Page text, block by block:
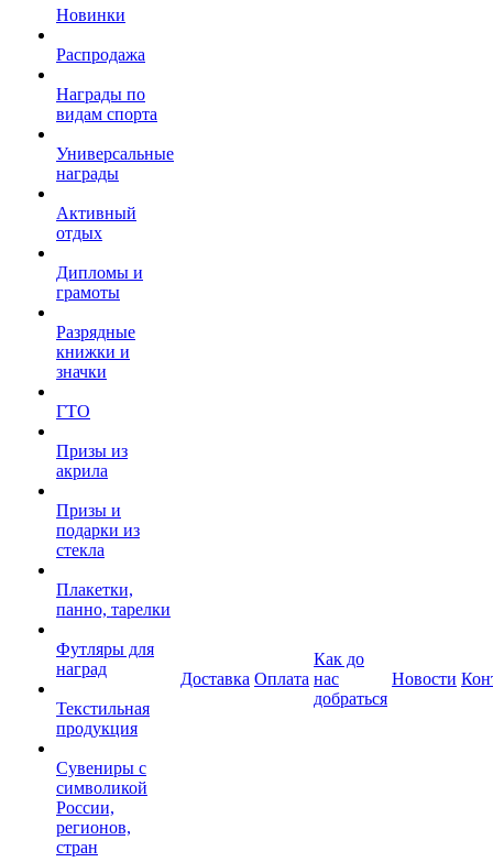
Новинки
Распродажа
Награды по
видам спорта
Универсальные
награды
Активный
отдых
Дипломы и
грамоты
Разрядные
книжки и
значки
ГТО
Призы из
акрила
Призы и
подарки из
стекла
Плакетки,
панно, тарелки
Футляры для
наград
Текстильная
продукция
Сувениры с
символикой
России,
регионов,
стран
Доставка Оплата
Как до
нас
добраться
Новости